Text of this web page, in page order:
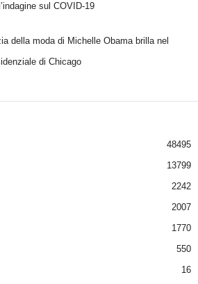
sul COVID-19
della moda di Michelle Obama brilla nel
di Chicago
48495
13799
2242
2007
1770
550
16